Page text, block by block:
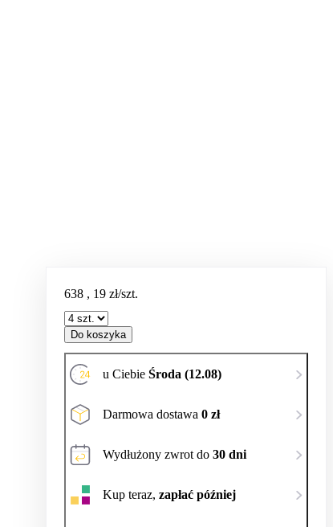
638 , 19 zł/szt.
Do koszyka
u Ciebie Środa (12.08)
Darmowa dostawa 0 zł
Wydłużony zwrot do 30 dni
Kup teraz, zapłać później